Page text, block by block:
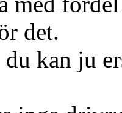
det.
kan ju